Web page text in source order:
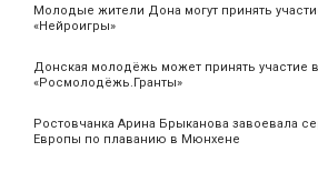
Молодые жители Дона могут принять
«Нейроигры»
Донская молодёжь может принять участие
«Росмолодёжь.Гранты»
Ростовчанка Арина Брыканова завоевала
Европы по плаванию в Мюнхене